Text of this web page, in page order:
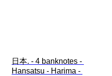
日本. - 4 banknotes -
Hansatsu - Harima -